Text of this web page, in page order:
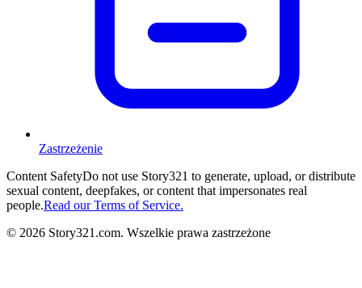
Zastrzeżenie
Content SafetyDo not use Story321 to generate, upload, or distribute
sexual content, deepfakes, or content that impersonates real
people.Read our Terms of Service.
© 2026 Story321.com. Wszelkie prawa zastrzeżone